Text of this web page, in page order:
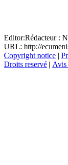
Editor:Rédacteur :
URL: http://
Copyright notice |
Droits reservé | Avis